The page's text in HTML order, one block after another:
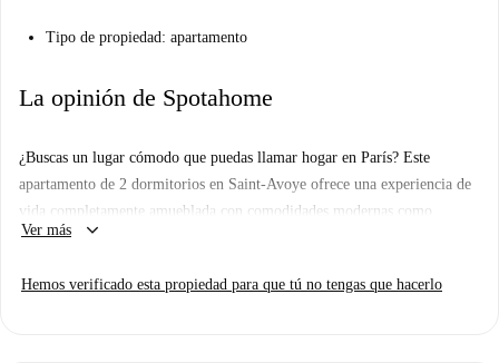
Tipo de propiedad: apartamento
La opinión de Spotahome
¿Buscas un lugar cómodo que puedas llamar hogar en París? Este
apartamento de 2 dormitorios en Saint-Avoye ofrece una experiencia de
vida completamente amueblada con comodidades modernas como
lavadora y secadora privadas, lavavajillas, horno y TV. Cuenta con
totalmente equipada y todos los gastos (luz, gas, agua y wifi) están
Ver más keyboard_arrow_down
Hemos verificado esta propiedad para que tú no tengas que hacerlo